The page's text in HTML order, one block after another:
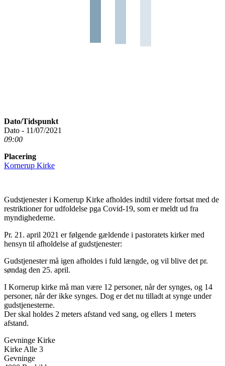
Dato/Tidspunkt
Dato - 11/07/2021
09:00
Placering
Kornerup Kirke
Gudstjenester i Kornerup Kirke afholdes indtil videre fortsat med de
restriktioner for udfoldelse pga Covid-19, som er meldt ud fra
myndighederne.
Pr. 21. april 2021 er følgende gældende i pastoratets kirker med
hensyn til afholdelse af gudstjenester:
Gudstjenester må igen afholdes i fuld længde, og vil blive det pr.
søndag den 25. april.
I Kornerup kirke må man være 12 personer, når der synges, og 14
personer, når der ikke synges. Dog er det nu tilladt at synge under
gudstjenesterne.
Der skal holdes 2 meters afstand ved sang, og ellers 1 meters
afstand.
Gevninge Kirke
Kirke Alle 3
Gevninge